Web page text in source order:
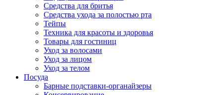
Средства для бритья
Средства ухода за полостью рта
Тейпы
Техника для красоты и здоровья
Товары для гостиниц
Уход за волосами
Уход за лицом
Уход за телом
Посуда
Барные подставки-органайзеры